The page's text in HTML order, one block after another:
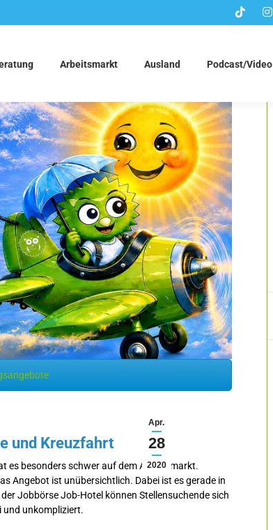
Arbeitsmarkt Ausland Podcast/Video
Apr.
28
2020
und Kreuzfahrt
es besonders schwer auf dem Arbeitsmarkt.
Angebot ist unübersichtlich. Dabei ist es gerade in
Jobbörse Job-Hotel können Stellensuchende sich
und unkompliziert.